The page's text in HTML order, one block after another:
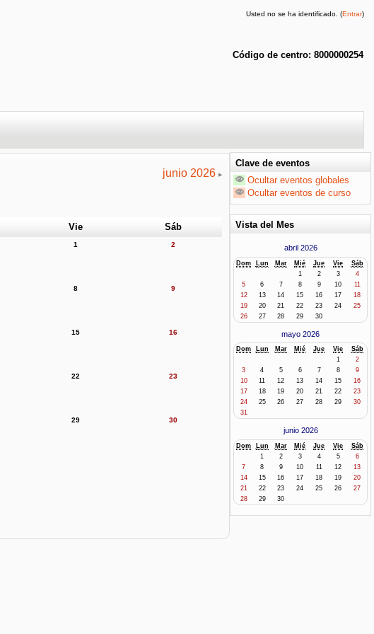
Código de centro: 8000000254
Usted no se ha identificado. (Entrar)
junio 2026 ▶
Vie Sáb
1 2
8 9
15 16
22 23
29 30
Clave de eventos
Ocultar eventos globales
Ocultar eventos de curso
Vista del Mes
abril 2026
Dom Lun Mar Mié Jue Vie
Sáb
1
2 3
4
5
6 7 8 9 10
11
12
13 14 15 16 17
18
19
20 21 22 23 24
25
26
27 28 29 30
mayo 2026
Dom Lun Mar Mié Jue Vie
Sáb
1
2
3
4 5 6 7 8
9
10
11 12 13 14 15
16
17
18 19 20 21 22
23
24
25 26 27 28 29
30
31
junio 2026
Dom Lun Mar Mié Jue Vie
Sáb
1
2 3 4 5
6
7
8 9 10 11 12
13
14
15 16 17 18 19
20
21
22 23 24 25 26
27
28
29 30